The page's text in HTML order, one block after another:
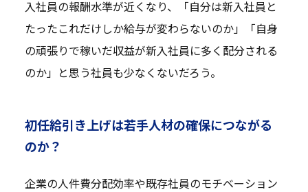
入社員の報酬水準が近くなり、「自分は新入社員と
たったこれだけしか給与が変わらないのか」「自身
の頑張りで稼いだ収益が新入社員に多く配分される
のか」と思う社員も少なくないだろう。
初任給引き上げは若手人材の確保につながる
のか？
企業の人件費分配効率や既存社員のモチベーション